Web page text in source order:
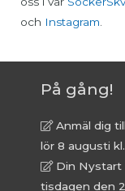
och Instagram
På gång!
Anmäl dig
lör 8 augusti kl.
Din Nystart
tisdagen den